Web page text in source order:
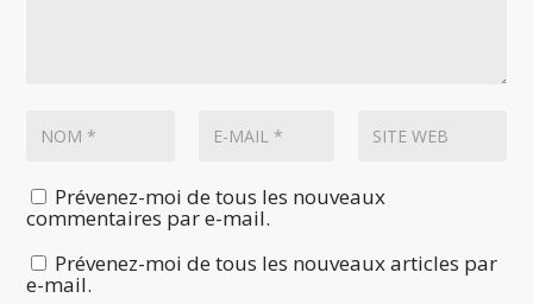
Prévenez-moi de tous les nouveaux
commentaires par e-mail.
Prévenez-moi de tous les nouveaux articles par
e-mail.